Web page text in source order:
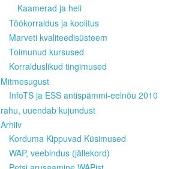
Kaamerad ja heli
Töökorraldus ja koolitus
Marveti kvaliteedisüsteem
Toimunud kursused
Korralduslikud tingimused
Mitmesugust
InfoTS ja ESS antispämmi-eelnõu 2010
rahu, uuendab kujundust
Arhiiv
Korduma Kippuvad Küsimused
WAP, veebindus (jällekord)